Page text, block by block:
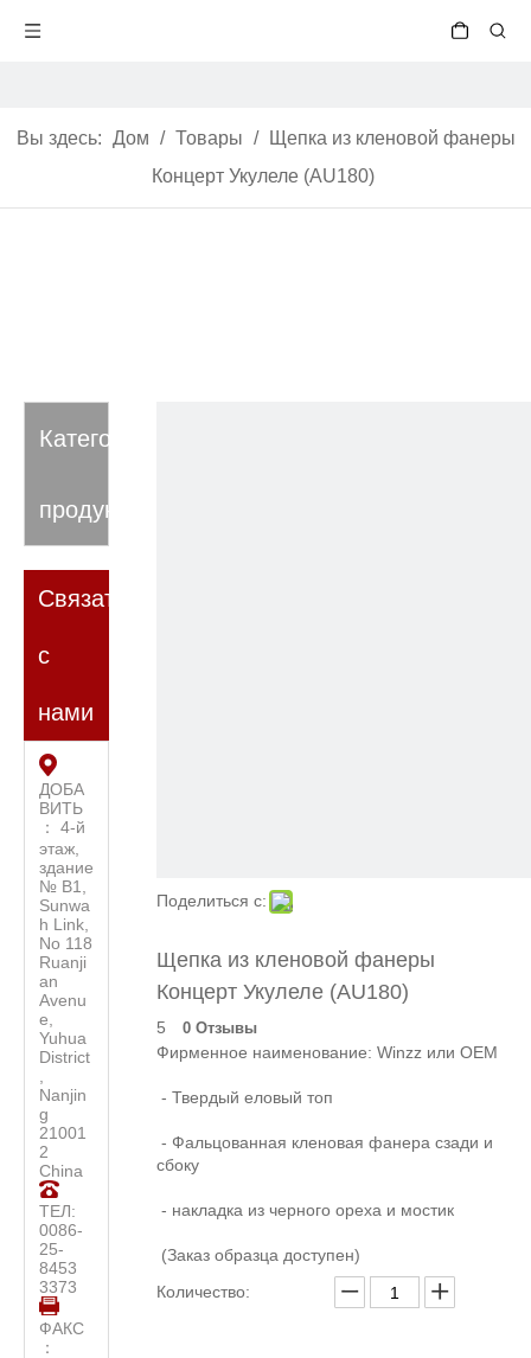
Вы здесь: Дом / Товары /
Щепка из кленовой фанеры
Концерт Укулеле (AU180)
Категория
продукта
Связаться
с
нами
ДОБА
ВИТЬ
： 4-й
этаж,
здание
№ B1,
Sunwa
h Link,
No 118
Ruanji
an
Avenu
e,
Yuhua
District
Nanjin
g
21001
2
China
ТЕЛ:
0086-
25-
8453
3373
ФАКС
：
Поделиться с:
Щепка из кленовой фанеры
Концерт Укулеле (AU180)
5 0 Отзывы
Фирменное наименование: Winzz или OEM
- Твердый еловый топ
- Фальцованная кленовая фанера сзади и
сбоку
- накладка из черного ореха и мостик
(Заказ образца доступен)
Количество: